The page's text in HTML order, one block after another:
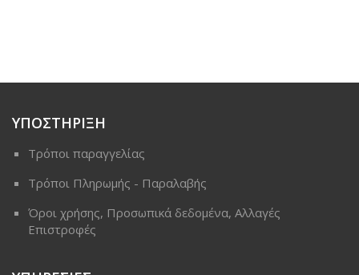
ΥΠΟΣΤΗΡΙΞΗ
Τρόποι παραγγελίας
Τρόποι Πληρωμής - Παραλαβής
Όροι χρήσης, Προσωπικά δεδομένα, Αλλαγές
Επιστροφές